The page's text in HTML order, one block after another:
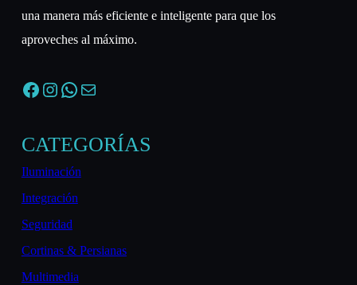
una manera más eficiente e inteligente para que los
aproveches al máximo.
Facebook Instagram WhatsApp Correo electrónico
CATEGORÍAS
Iluminación
Integración
Seguridad
Cortinas & Persianas
Multimedia